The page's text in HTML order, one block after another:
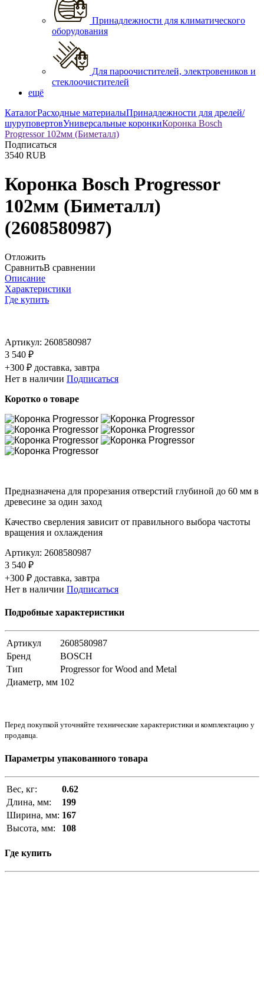
Принадлежности для климатического
оборудования
Для пароочистителей, электровеников и
стеклоочистителей
ещё
КаталогРасходные материалыПринадлежности для дрелей/
шуруповертовУниверсальные коронкиКоронка Bosch
Progressor 102мм (Биметалл)
Подписаться
3540 RUB
Коронка Bosch Progressor
102мм (Биметалл)
(2608580987)
Отложить
СравнитьВ сравнении
Описание
Характеристики
Где купить
Артикул: 2608580987
3 540 ₽
+300 ₽ доставка, завтра
Нет в наличии Подписаться
Коротко о товаре
Предназначена для прорезания отверстий глубиной до 60 мм в
древесине за один заход
Качество сверления зависит от правильного выбора частоты
вращения и охлаждения
Артикул: 2608580987
3 540 ₽
+300 ₽ доставка, завтра
Нет в наличии Подписаться
Подробные характеристики
Артикул
2608580987
Бренд
BOSCH
Тип
Progressor for Wood and Metal
Диаметр, мм 102
Перед покупкой уточняйте технические характеристики и комплектацию у
продавца.
Параметры упакованного товара
Вес, кг:
0.62
Длина, мм:
199
Ширина, мм: 167
Высота, мм:
108
Где купить